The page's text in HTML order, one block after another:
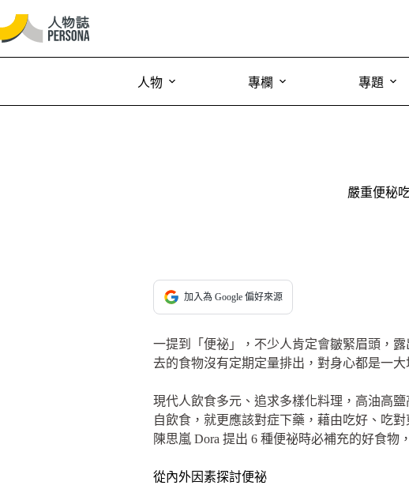
人物 專欄 專題
嚴重便秘
加入為 Google 偏好來源
一提到「便祕」，不少人肯定會皺緊眉頭，
去的食物沒有定期定量排出，對身心都是一大
現代人飲食多元、追求多樣化料理，高油高
自飲食，就更應該對症下藥，藉由吃好、吃
陳思嵐 Dora 提出 6 種便祕時必補充的好食物
從內外因素探討便祕